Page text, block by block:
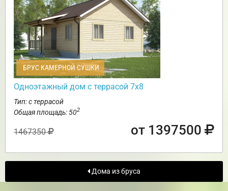
БРУС КАМЕРНОЙ СУШКИ
Одноэтажный дом с террасой 7х8
Тип: с террасой
Общая площадь: 502
1467350 от 1397500
Дома из бруса